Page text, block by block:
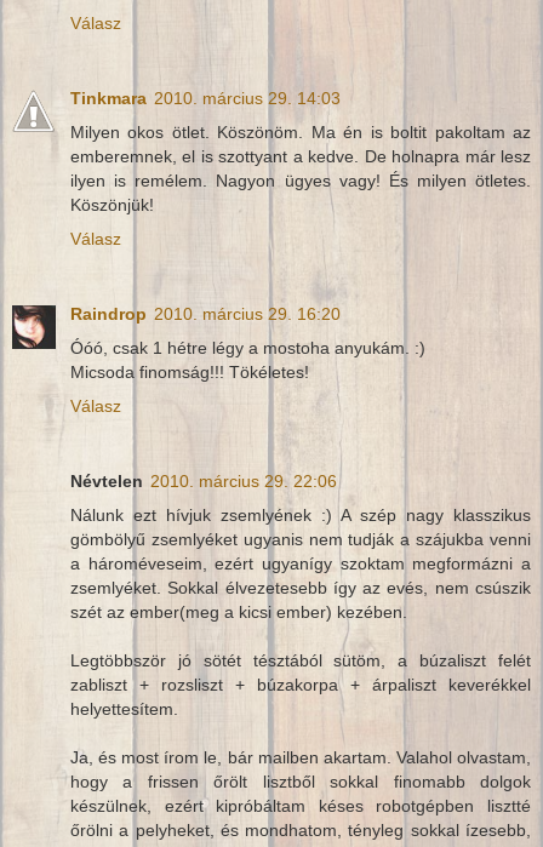
Válasz
Tinkmara 2010. március 29. 14:03
Milyen okos ötlet. Köszönöm. Ma én is boltit pakoltam az
emberemnek, el is szottyant a kedve. De holnapra már lesz
ilyen is remélem. Nagyon ügyes vagy! És milyen ötletes.
Köszönjük!
Válasz
Raindrop 2010. március 29. 16:20
Óóó, csak 1 hétre légy a mostoha anyukám. :)
Micsoda finomság!!! Tökéletes!
Válasz
Névtelen 2010. március 29. 22:06
Nálunk ezt hívjuk zsemlyének :) A szép nagy klasszikus
gömbölyű zsemlyéket ugyanis nem tudják a szájukba venni
a hároméveseim, ezért ugyanígy szoktam megformázni a
zsemlyéket. Sokkal élvezetesebb így az evés, nem csúszik
szét az ember(meg a kicsi ember) kezében.
Legtöbbször jó sötét tésztából sütöm, a búzaliszt felét
zabliszt + rozsliszt + búzakorpa + árpaliszt keverékkel
helyettesítem.
Ja, és most írom le, bár mailben akartam. Valahol olvastam,
hogy a frissen őrölt lisztből sokkal finomabb dolgok
készülnek, ezért kipróbáltam késes robotgépben lisztté
őrölni a pelyheket, és mondhatom, tényleg sokkal ízesebb,